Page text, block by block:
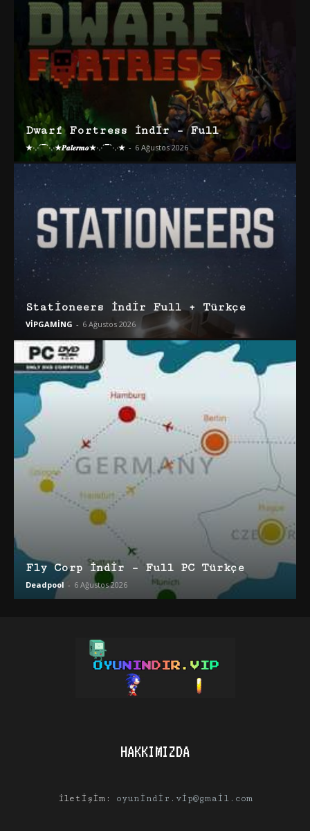
Dwarf Fortress İndir – Full
★·.·´¯`·.·★𝑷𝒂𝒍𝒆𝒓𝒎𝒐★·.·´¯`·.·★ - 6 Ağustos 2026
Stationeers İndir Full + Türkçe
VİPGAMİNG - 6 Ağustos 2026
Fly Corp İndir – Full PC Türkçe
Deadpool - 6 Ağustos 2026
HAKKIMIZDA
İletişim: oyunindir.vip@gmail.com